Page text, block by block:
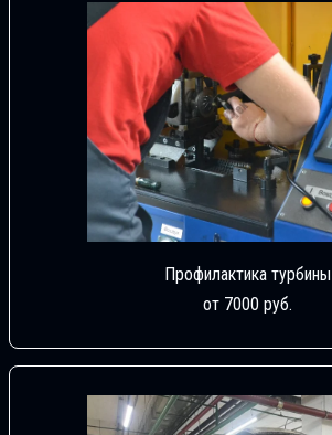
Профилактика турбины
от 7000 руб.